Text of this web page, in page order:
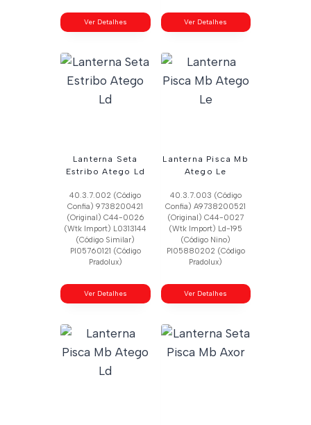
Ver Detalhes Ver Detalhes
Lanterna Seta
Estribo Atego Ld
40.3.7.002 (Código
Confia) 9738200421
(Original) C44-0026
(Wtk Import) L0313144
(Código Similar)
Pl05760121 (Código
Pradolux)
Ver Detalhes
Lanterna Pisca Mb
Atego Le
40.3.7.003 (Código
Confia) A9738200521
(Original) C44-0027
(Wtk Import) Ld-195
(Código Nino)
Pl05880202 (Código
Pradolux)
Ver Detalhes